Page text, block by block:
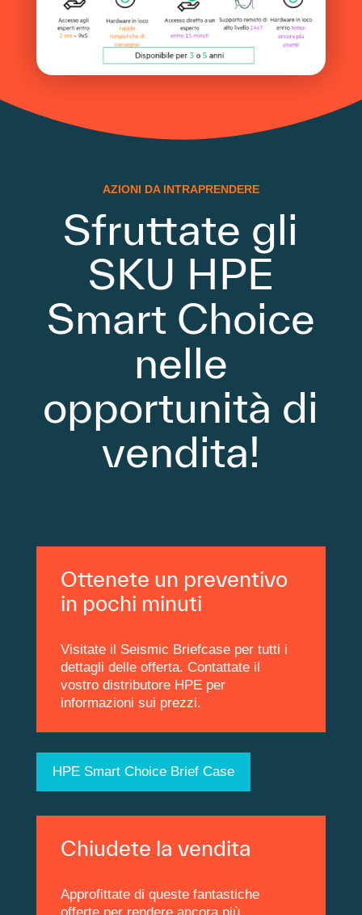
AZIONI DA INTRAPRENDERE
Sfruttate gli
SKU HPE
Smart Choice
nelle
opportunità di
vendita!
Ottenete un preventivo
in pochi minuti
Visitate il Seismic Briefcase per tutti i
dettagli delle offerta. Contattate il
vostro distributore HPE per
informazioni sui prezzi.
HPE Smart Choice Brief Case
Chiudete la vendita
Approfittate di queste fantastiche